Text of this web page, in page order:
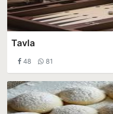
Tavla
48 81